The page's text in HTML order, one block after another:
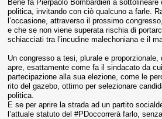
Bene fa Pierpaolo Bombardieri a
politica, invitando con ciò qualcuno a farle.
l’occasione, attraverso il prossimo
e che se non viene superata rischia di
schiacciati tra l’incudine malechoniana e il
Un congresso a tesi, plurale e
apre, esattamente come fa il sindacato da
partecipazione alla sua elezione, come le
rito del gazebo, ottimo per selezionare
politica.
E se per aprire la strada ad un partito
l’attuale statuto del #PDoccorrerà farlo,